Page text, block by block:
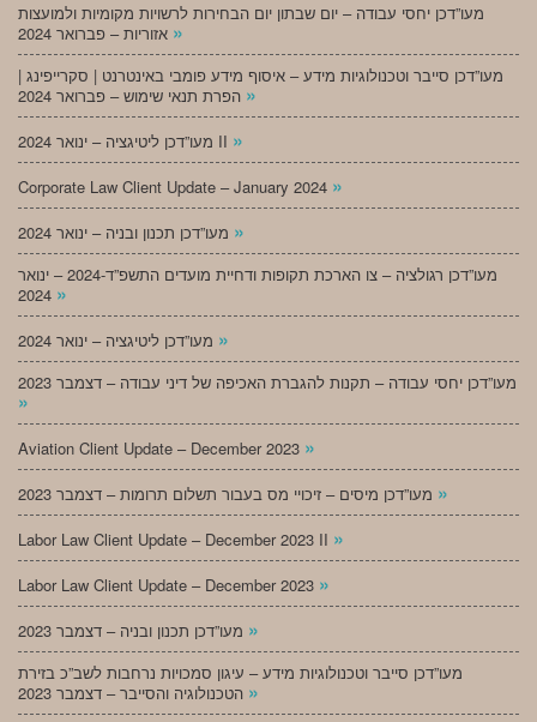
מעו”דכן יחסי עבודה – יום שבתון יום הבחירות לרשויות מקומיות ולמועצות
»
מעו”דכן סייבר וטכנולוגיות מידע – איסוף מידע פומבי באינטרנט | סקרייפינג |
»
מעו”דכן ליטיגציה – ינואר 2024 II »
Corporate Law Client Update – January 2024 »
»
מעו”דכן רגולציה – צו הארכת תקופות ודחיית מועדים התשפ”ד-2024 – ינואר
»
»
מעו”דכן יחסי עבודה – תקנות להגברת האכיפה של דיני עבודה – דצמבר 2023
»
Aviation Client Update – December 2023 »
»
Labor Law Client Update – December 2023 II »
Labor Law Client Update – December 2023 »
»
מעו”דכן סייבר וטכנולוגיות מידע – עיגון סמכויות נרחבות לשב”כ בזירת
»